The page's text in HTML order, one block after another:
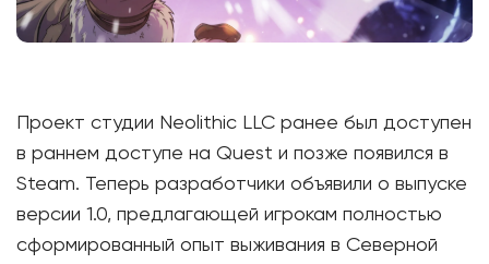
Проект студии Neolithic LLC ранее был доступен
в раннем доступе на Quest и позже появился в
Steam. Теперь разработчики объявили о выпуске
версии 1.0, предлагающей игрокам полностью
сформированный опыт выживания в Северной